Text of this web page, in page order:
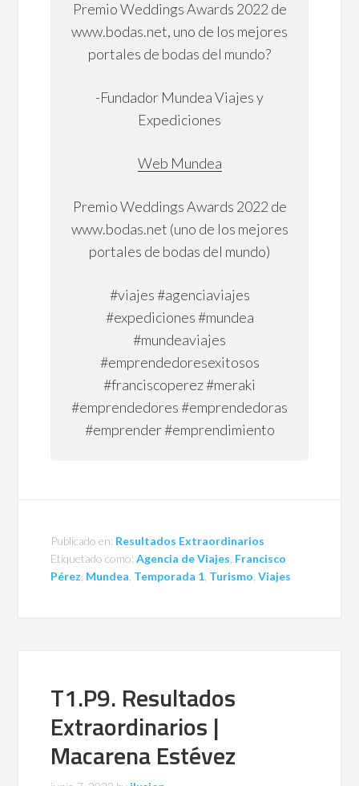
Premio Weddings Awards 2022 de
www.bodas.net, uno de los mejores
portales de bodas del mundo?
-Fundador Mundea Viajes y
Expediciones
Web Mundea
Premio Weddings Awards 2022 de
www.bodas.net (uno de los mejores
portales de bodas del mundo)
#viajes #agenciaviajes
#expediciones #mundea
#mundeaviajes
#emprendedoresexitosos
#franciscoperez #meraki
#emprendedores #emprendedoras
#emprender #emprendimiento
Publicado en: Resultados Extraordinarios
Etiquetado como:Agencia de Viajes Francisco
Pérez Mundea Temporada 1 Turismo ,Viajes
T1.P9. Resultados
Extraordinarios |
Macarena Estévez